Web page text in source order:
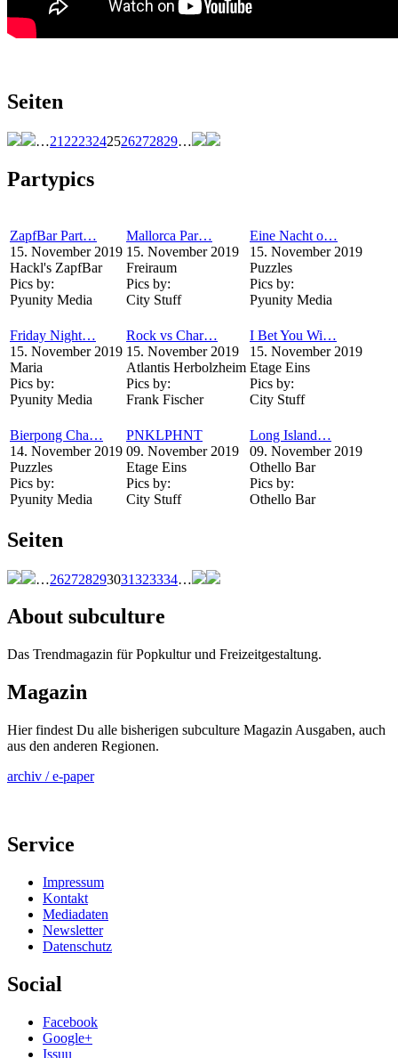
Seiten
…21 2223242526272829…
Partypics
ZapfBar Part…
15. November 2019
Hackl's ZapfBar
Pics by:
Pyunity Media
Mallorca Par…
15. November 2019
Freiraum
Pics by:
City Stuff
Eine Nacht o…
15. November 2019
Puzzles
Pics by:
Pyunity Media
Friday Night…
15. November 2019
Maria
Pics by:
Pyunity Media
Rock vs Char…
15. November 2019
Atlantis Herbolzheim
Pics by:
Frank Fischer
I Bet You Wi…
15. November 2019
Etage Eins
Pics by:
City Stuff
Bierpong Cha…
14. November 2019
Puzzles
Pics by:
Pyunity Media
PNKLPHNT
09. November 2019
Etage Eins
Pics by:
City Stuff
Long Island…
09. November 2019
Othello Bar
Pics by:
Othello Bar
Seiten
…262728293031323334…
About subculture
Das Trendmagazin für Popkultur und Freizeitgestaltung.
Magazin
Hier findest Du alle bisherigen subculture Magazin Ausgaben, auch
aus den anderen Regionen.
archiv / e-paper
Service
Impressum
Kontakt
Mediadaten
Newsletter
Datenschutz
Social
Facebook
Google+
Issuu